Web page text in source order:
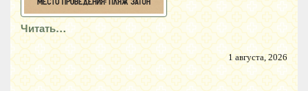
Читать…
1 августа, 2026